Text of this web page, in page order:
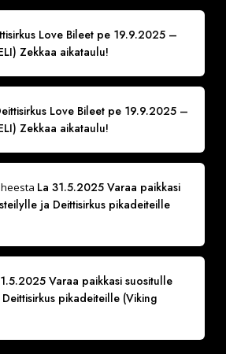
Love Bileet pe 19.9.2025 –
Zekkaa aikataulu!
Love Bileet pe 19.9.2025 –
Zekkaa aikataulu!
La 31.5.2025 Varaa paikkasi
ja Deittisirkus pikadeiteille
Varaa paikkasi suositulle
pikadeiteille (Viking